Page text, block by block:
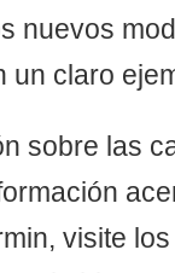
nuevos
claro
sobre las
visite